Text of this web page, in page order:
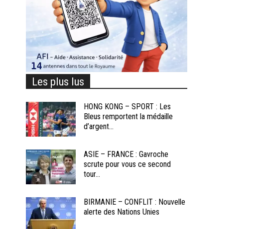
Les plus lus
HONG KONG – SPORT : Les
Bleus remportent la médaille
d’argent...
ASIE – FRANCE : Gavroche
scrute pour vous ce second
tour...
BIRMANIE – CONFLIT : Nouvelle
alerte des Nations Unies